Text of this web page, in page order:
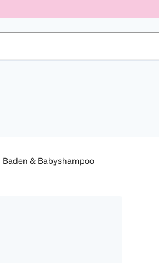
Baden & Babyshampoo